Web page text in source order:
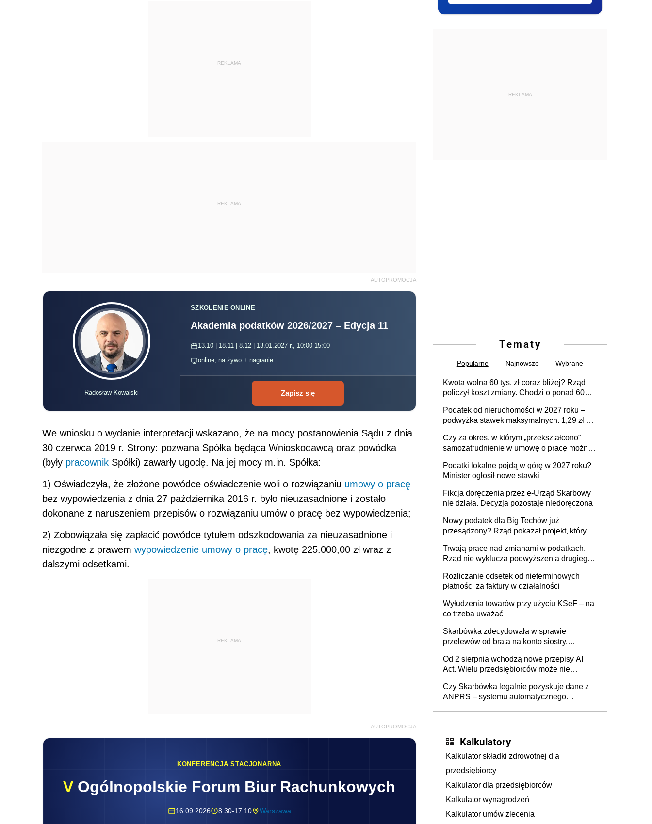
REKLAMA
REKLAMA
AUTOPROMOCJA
Radosław Kowalski
SZKOLENIE ONLINE
Akademia podatków 2026/2027 – Edycja 11
13.10 | 18.11 | 8.12 | 13.01.2027 r., 10:00-15:00
online, na żywo + nagranie
Zapisz się
We wniosku o wydanie interpretacji wskazano, że na mocy postanowienia Sądu z dnia
30 czerwca 2019 r. Strony: pozwana Spółka będąca Wnioskodawcą oraz powódka
(były pracownik Spółki) zawarły ugodę. Na jej mocy m.in. Spółka:
1) Oświadczyła, że złożone powódce oświadczenie woli o rozwiązaniu umowy o pracę
bez wypowiedzenia z dnia 27 października 2016 r. było nieuzasadnione i zostało
dokonane z naruszeniem przepisów o rozwiązaniu umów o pracę bez wypowiedzenia;
2) Zobowiązała się zapłacić powódce tytułem odszkodowania za nieuzasadnione i
niezgodne z prawem wypowiedzenie umowy o pracę, kwotę 225.000,00 zł wraz z
dalszymi odsetkami.
REKLAMA
AUTOPROMOCJA
KONFERENCJA STACJONARNA
V Ogólnopolskie Forum Biur Rachunkowych
16.09.2026 8:30-17:10 Warszawa
REKLAMA
Tematy
Popularne Najnowsze Wybrane
Kwota wolna 60 tys. zł coraz bliżej? Rząd
policzył koszt zmiany. Chodzi o ponad 60
Podatek od nieruchomości w 2027 roku –
podwyżka stawek maksymalnych. 1,29 zł za
budynków i lokali związanych z
prowadzeniem działalności gospodarczej
Czy za okres, w którym „przekształcono”
samozatrudnienie w umowę o pracę można
umowy cywilnoprawnej jedynym
racjonalnym wyjściem
Podatki lokalne pójdą w górę w 2027 roku?
Minister ogłosił nowe stawki
Fikcja doręczenia przez e-Urząd Skarbowy
nie działa. Decyzja pozostaje niedoręczona
Nowy podatek dla Big Techów już
przesądzony? Rząd pokazał projekt, który
Trwają prace nad zmianami w podatkach.
Rząd nie wyklucza podwyższenia drugiego
Rozliczanie odsetek od nieterminowych
płatności za faktury w działalności
Wyłudzenia towarów przy użyciu KSeF – na
co trzeba uważać
Skarbówka zdecydowała w sprawie
przelewów od brata na konto siostry.
darowizna, ale podatku jednak nie będzie
Od 2 sierpnia wchodzą nowe przepisy AI
Act. Wielu przedsiębiorców może nie
Czy Skarbówka legalnie pozyskuje dane z
ANPRS – systemu automatycznego
Kalkulatory
Kalkulator składki zdrowotnej dla
przedsiębiorcy
Kalkulator dla przedsiębiorców
Kalkulator wynagrodzeń
Kalkulator umów zlecenia